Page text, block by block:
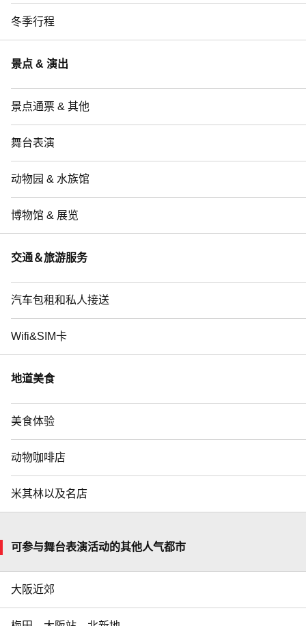
冬季行程
景点 & 演出
景点通票 & 其他
舞台表演
动物园 & 水族馆
博物馆 & 展览
交通＆旅游服务
汽车包租和私人接送
Wifi&SIM卡
地道美食
美食体验
动物咖啡店
米其林以及名店
可参与舞台表演活动的其他人气都市
大阪近郊